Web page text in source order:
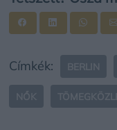
Címkék: BERLIN
NŐK